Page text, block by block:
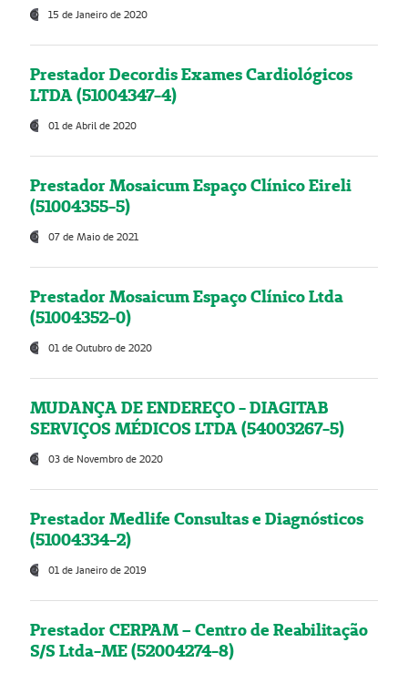
15 de Janeiro de 2020
Prestador Decordis Exames Cardiológicos
LTDA (51004347-4)
01 de Abril de 2020
Prestador Mosaicum Espaço Clínico Eireli
(51004355-5)
07 de Maio de 2021
Prestador Mosaicum Espaço Clínico Ltda
(51004352-0)
01 de Outubro de 2020
MUDANÇA DE ENDEREÇO - DIAGITAB
SERVIÇOS MÉDICOS LTDA (54003267-5)
03 de Novembro de 2020
Prestador Medlife Consultas e Diagnósticos
(51004334-2)
01 de Janeiro de 2019
Prestador CERPAM – Centro de Reabilitação
S/S Ltda-ME (52004274-8)